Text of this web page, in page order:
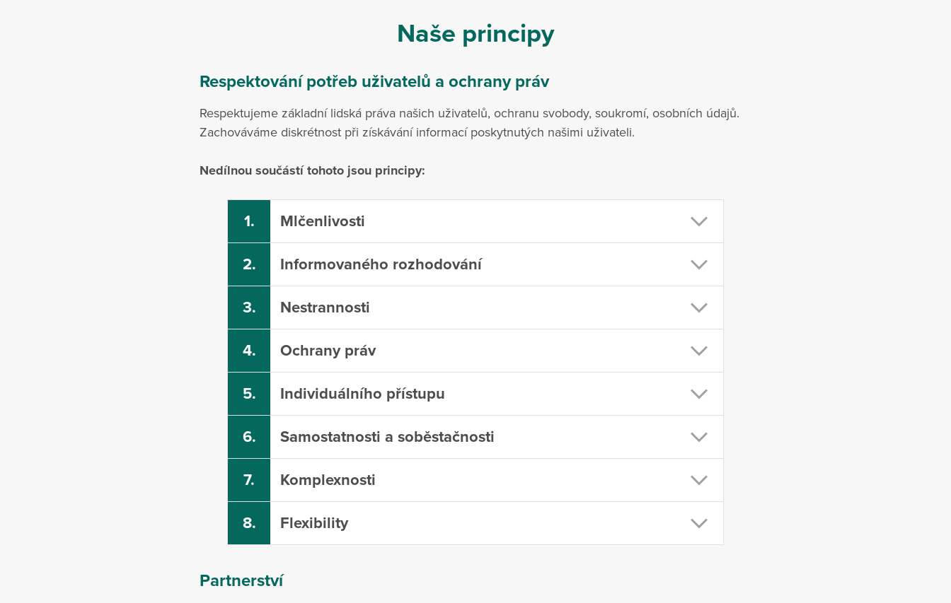
Naše principy
Respektování potřeb uživatelů a ochrany práv
Respektujeme základní lidská práva našich uživatelů, ochranu svobody, soukromí, osobních údajů.
Zachováváme diskrétnost při získávání informací poskytnutých našimi uživateli.
Nedílnou součástí tohoto jsou principy:
1. Mlčenlivosti
2. Informovaného rozhodování
3. Nestrannosti
4. Ochrany práv
5. Individuálního přístupu
6. Samostatnosti a soběstačnosti
7. Komplexnosti
8. Flexibility
Partnerství